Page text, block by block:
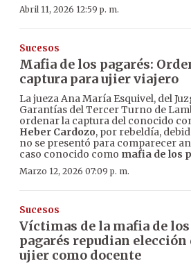
Abril 11, 2026 12:59 p. m.
Sucesos
Mafia de los pagarés:
captura para ujier viajero
La jueza Ana María Esquivel, del
Garantías del Tercer Turno de
ordenar la captura del conocido
Heber Cardozo, por rebeldía,
no se presentó para comparecer
caso conocido como mafia de los
Marzo 12, 2026 07:09 p. m.
Sucesos
Víctimas de la mafia de los
pagarés repudian elección
ujier como docente